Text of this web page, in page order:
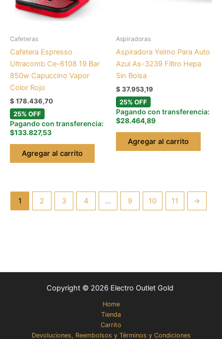
Cafeteras
Cafetera Espresso
Ultracomb Ce-6108 19 Bar
850w Capuccino Vapor
Color Rojo
$ 178.436,70
25% OFF
Pagando con transferencia:
$133.827,53
Agregar al carrito
Aspiradoras
Aspiradora Yelmo Para Auto
Azul As-3239 Filtro Hepa
Sin Bolsa
$ 37.953,19
25% OFF
Pagando con transferencia:
$28.464,89
Agregar al carrito
1 2 3 4 … 9 10 11 →
Copyright © 2026 Electro Outlet Gold
Home
Tienda
Carrito
Devoluciones, Reembolsos y Términos y Condiciones